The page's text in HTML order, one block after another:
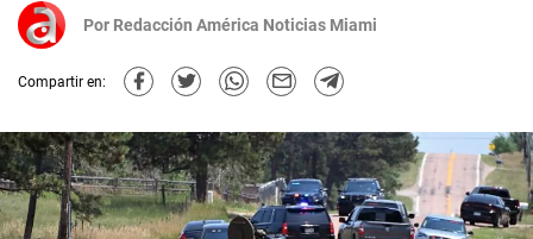
Por Redacción América Noticias Miami
Compartir en: